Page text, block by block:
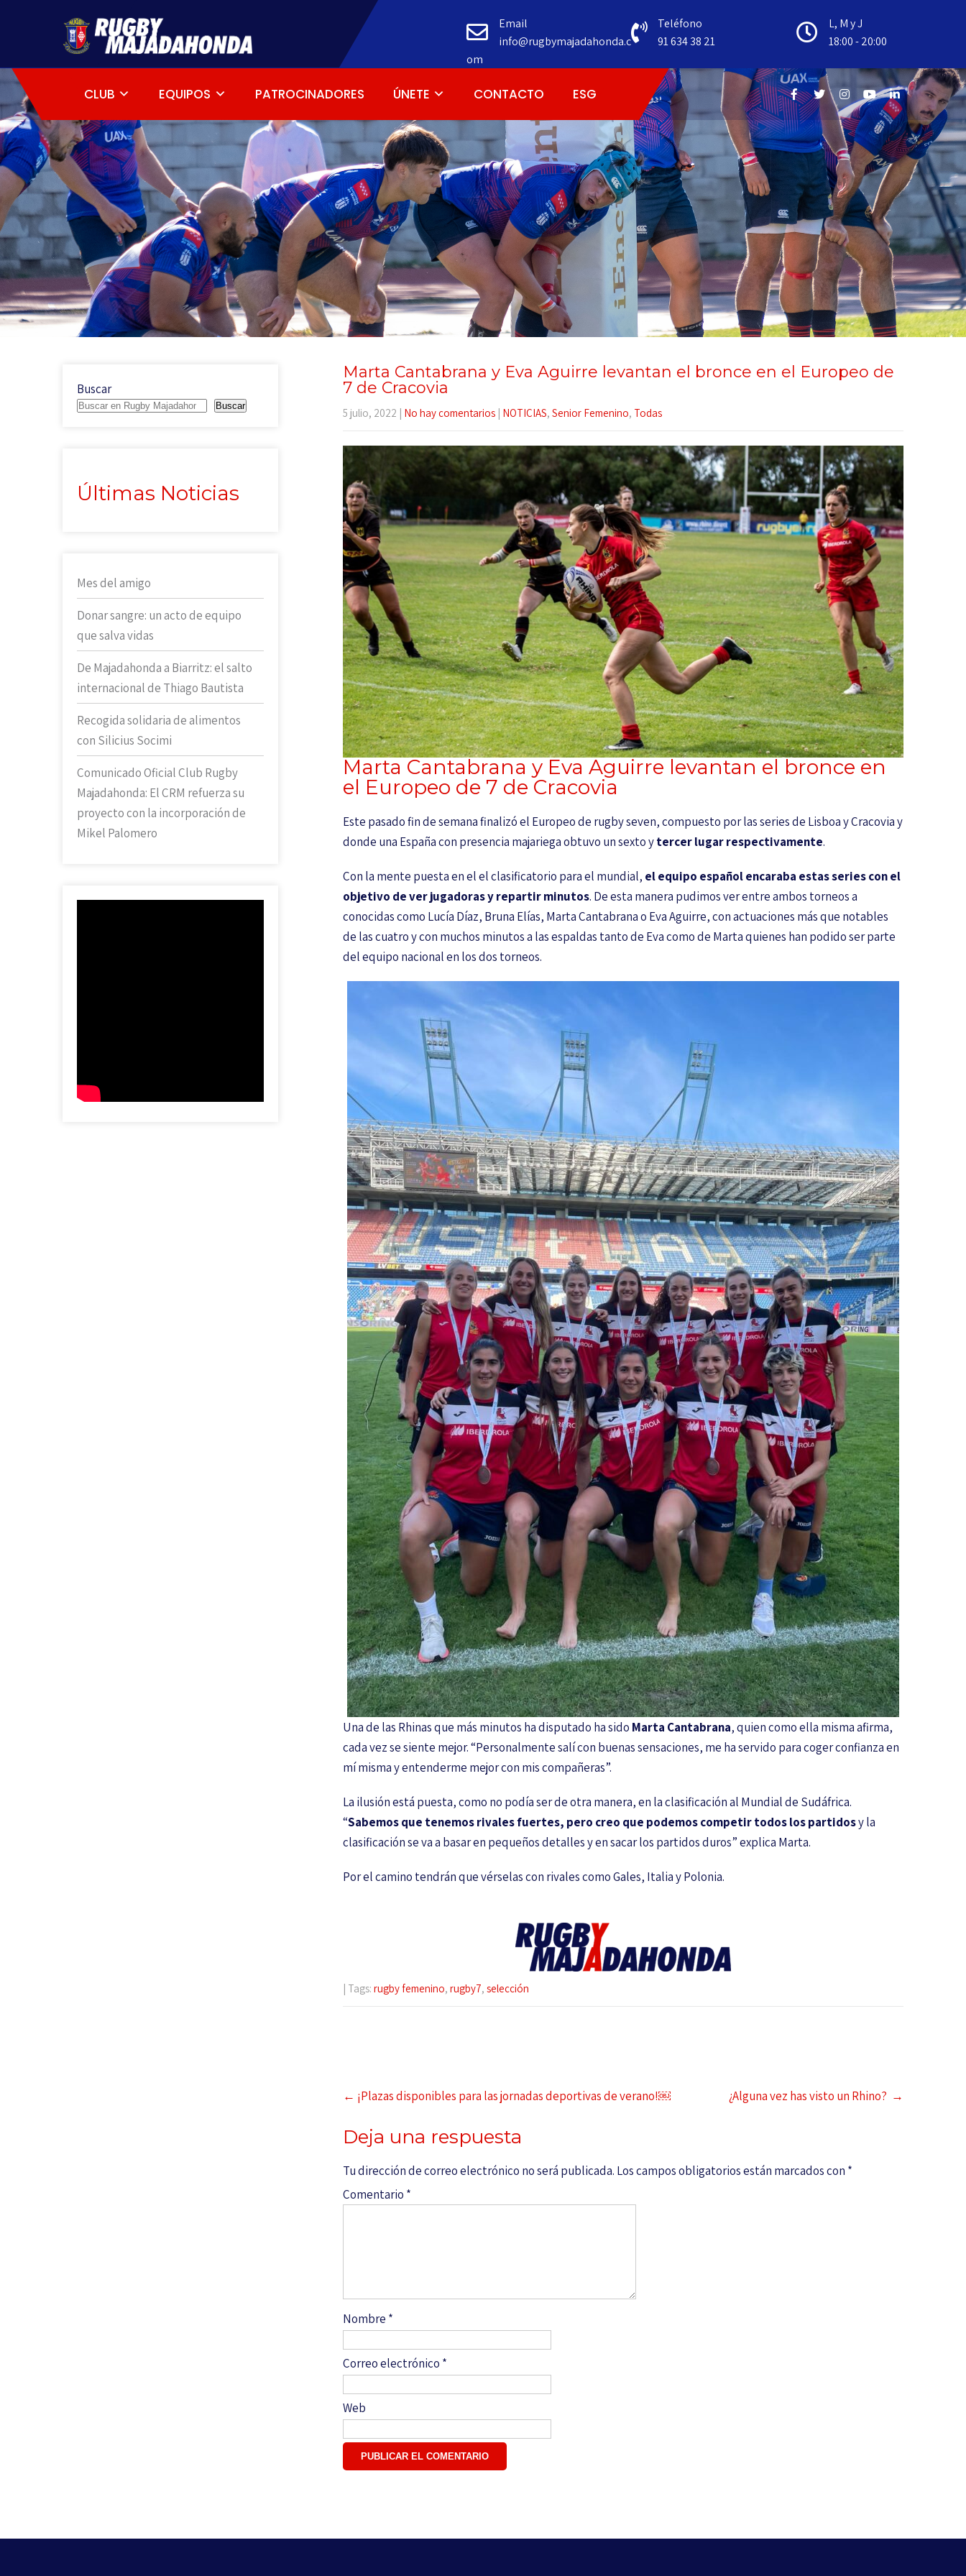
Email
info@rugbymajadahonda.c
om
Teléfono
91 634 38 21
L, M y J
18:00 - 20:00
CLUB EQUIPOS PATROCINADORES ÚNETE CONTACTO ESG
Marta Cantabrana y Eva Aguirre levantan el bronce en el Europeo de
7 de Cracovia
5 julio, 2022 No hay comentarios NOTICIAS, Senior Femenino, Todas
Marta Cantabrana y Eva Aguirre levantan el bronce en
el Europeo de 7 de Cracovia
Este pasado fin de semana finalizó el Europeo de rugby seven, compuesto por las series de Lisboa y Cracovia y
donde una España con presencia majariega obtuvo un sexto ytercer lugar respectivamente.
Con la mente puesta en el el clasificatorio para el mundial, el equipo español encaraba estas series con el
objetivo de ver jugadoras y repartir minutos. De esta manera pudimos ver entre ambos torneos a
conocidas como Lucía Díaz, Bruna Elías, Marta Cantabrana o Eva Aguirre, con actuaciones más que notables
de las cuatro y con muchos minutos a las espaldas tanto de Eva como de Marta quienes han podido ser parte
del equipo nacional en los dos torneos.
Una de las Rhinas que más minutos ha disputado ha sido Marta Cantabrana, quien como ella misma afirma,
cada vez se siente mejor. “Personalmente salí con buenas sensaciones, me ha servido para coger confianza en
mí misma y entenderme mejor con mis compañeras”.
La ilusión está puesta, como no podía ser de otra manera, en la clasificación al Mundial de Sudáfrica.
“Sabemos que tenemos rivales fuertes, pero creo que podemos competir todos los partidosy la
clasificación se va a basar en pequeños detalles y en sacar los partidos duros” explica Marta.
Por el camino tendrán que vérselas con rivales como Gales, Italia y Polonia.
| Tags: rugby femenino, rugby7, selección
← ¡Plazas disponibles para las jornadas deportivas de verano!￼ ¿Alguna vez has visto un Rhino? →
Deja una respuesta
Tu dirección de correo electrónico no será publicada. Los campos obligatorios están marcados con *
Comentario *
Nombre *
Correo electrónico *
Web
Buscar
Buscar
Últimas Noticias
Mes del amigo
Donar sangre: un acto de equipo
que salva vidas
De Majadahonda a Biarritz: el salto
internacional de Thiago Bautista
Recogida solidaria de alimentos
con Silicius Socimi
Comunicado Oficial Club Rugby
Majadahonda: El CRM refuerza su
proyecto con la incorporación de
Mikel Palomero